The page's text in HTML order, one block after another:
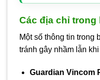
Các địa chỉ trong
Một số thông tin trong
tránh gây nhầm lẫn
Guardian Vincom